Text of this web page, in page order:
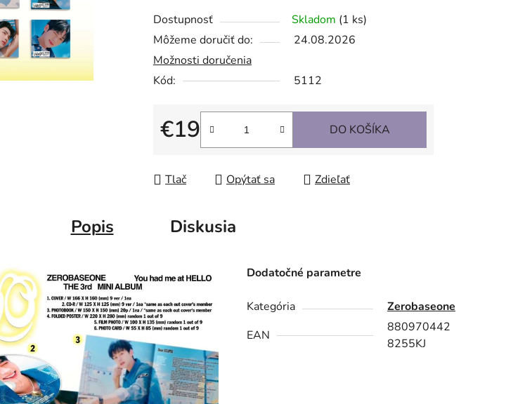
Dostupnosť Skladom (1 ks)
Môžeme doručiť do:
24.08.2026
Možnosti doručenia
Kód:
5112
€19
Jednotková cena:
DO KOŠÍKA
Tlač Opýtať sa Zdieľať
Popis Diskusia
Dodatočné parametre
Kategória
Zerobaseone
EAN
880970442
8255KJ